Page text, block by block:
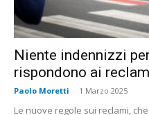
Niente indennizzi
rispondono ai
Paolo Moretti - 1 Marzo 2025
Le nuove regole sui reclami,